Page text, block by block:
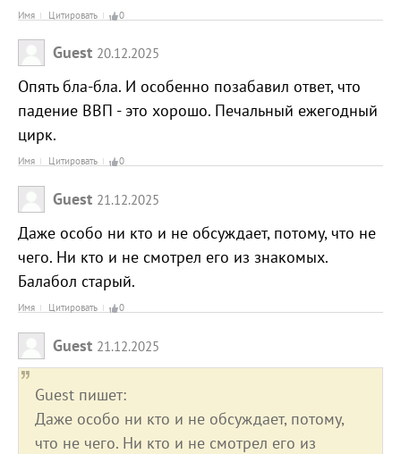
Имя Цитировать 0
Guest 20.12.2025
Опять бла-бла. И особенно позабавил ответ, что
падение ВВП - это хорошо. Печальный ежегодный
цирк.
Имя Цитировать 0
Guest 21.12.2025
Даже особо ни кто и не обсуждает, потому, что не
чего. Ни кто и не смотрел его из знакомых.
Балабол старый.
Имя Цитировать 0
Guest 21.12.2025
Guest пишет:
Даже особо ни кто и не обсуждает, потому,
что не чего. Ни кто и не смотрел его из